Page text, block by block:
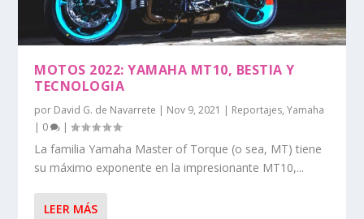
MOTOS 2022: YAMAHA MT10, BESTIA Y
TECNOLOGIA
por David G. de Navarrete | Nov 9, 2021 | Reportajes,Yamaha
| 0 |
La familia Yamaha Master of Torque (o sea, MT) tiene
su máximo exponente en la impresionante MT10,...
LEER MÁS